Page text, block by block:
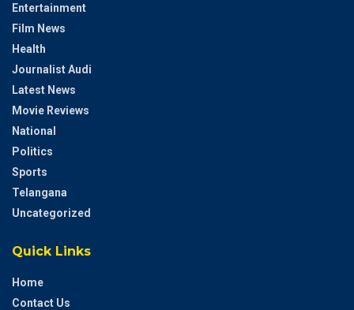
Entertainment
Film News
Health
Journalist Audi
Latest News
Movie Reviews
National
Politics
Sports
Telangana
Uncategorized
Quick Links
Home
Contact Us